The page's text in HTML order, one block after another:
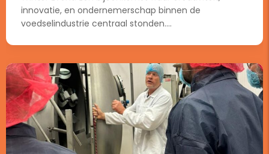
innovatie, en ondernemerschap binnen de
voedselindustrie centraal stonden....